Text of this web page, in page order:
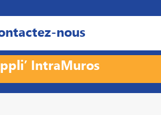
nous
IntraMuros